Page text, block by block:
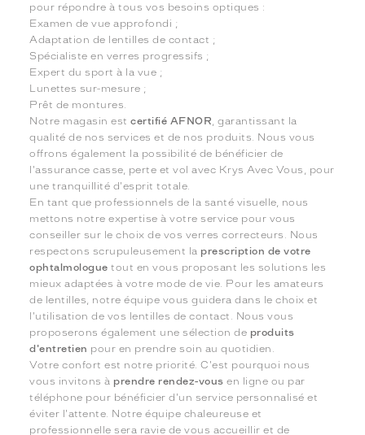
pour répondre à tous vos besoins optiques :
Examen de vue approfondi ;
Adaptation de lentilles de contact ;
Spécialiste en verres progressifs ;
Expert du sport à la vue ;
Lunettes sur-mesure ;
Prêt de montures.
Notre magasin estcertifié AFNOR , garantissant la
qualité de nos services et de nos produits. Nous vous
offrons également la possibilité de bénéficier de
l'assurance casse, perte et vol avec Krys Avec Vous, pour
une tranquillité d'esprit totale.
En tant que professionnels de la santé visuelle, nous
mettons notre expertise à votre service pour vous
conseiller sur le choix de vos verres correcteurs. Nous
respectons scrupuleusement la prescription de votre
ophtalmologue tout en vous proposant les solutions les
mieux adaptées à votre mode de vie. Pour les amateurs
de lentilles, notre équipe vous guidera dans le choix et
l'utilisation de vos lentilles de contact. Nous vous
proposerons également une sélection de produits
d'entretien pour en prendre soin au quotidien.
Votre confort est notre priorité. C'est pourquoi nous
vous invitons à prendre rendez-vous en ligne ou par
téléphone pour bénéficier d'un service personnalisé et
éviter l'attente. Notre équipe chaleureuse et
professionnelle sera ravie de vous accueillir et de